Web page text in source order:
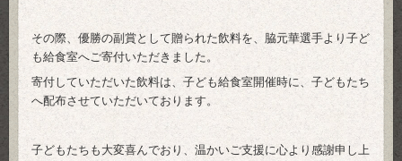
その際、優勝の副賞として贈られた飲料を、脇元華選手より子ど
も給食室へご寄付いただきました。
寄付していただいた飲料は、子ども給食室開催時に、子どもたち
へ配布させていただいております。
子どもたちも大変喜んでおり、温かいご支援に心より感謝申し上